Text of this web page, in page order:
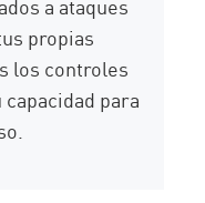
a ataques
propias
los controles
para